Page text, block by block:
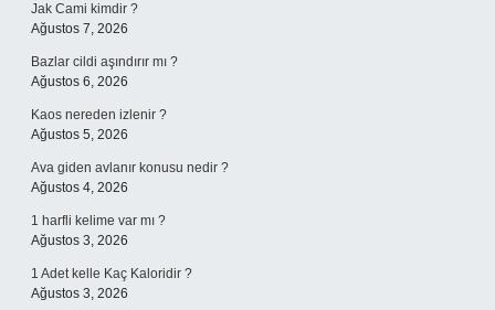
Jak Cami kimdir ?
Ağustos 7, 2026
Bazlar cildi aşındırır mı ?
Ağustos 6, 2026
Kaos nereden izlenir ?
Ağustos 5, 2026
Ava giden avlanır konusu nedir ?
Ağustos 4, 2026
1 harfli kelime var mı ?
Ağustos 3, 2026
1 Adet kelle Kaç Kaloridir ?
Ağustos 3, 2026